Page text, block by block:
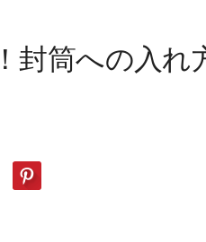
封筒への入れ